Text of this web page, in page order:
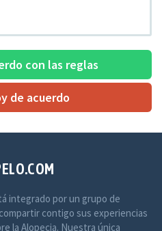
con las reglas
de acuerdo
integrado por un grupo de
contigo sus experiencias
la Alopecia. Nuestra única